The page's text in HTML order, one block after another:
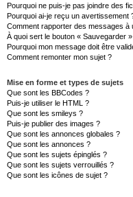
Pourquoi ne puis-je pas joindre des
Pourquoi ai-je reçu un avertissement
Comment rapporter des messages à
À quoi sert le bouton « Sauvegarder
Pourquoi mon message doit être
Comment remonter mon sujet ?
Mise en forme et types de sujets
Que sont les BBCodes ?
Puis-je utiliser le HTML ?
Que sont les smileys ?
Puis-je publier des images ?
Que sont les annonces globales ?
Que sont les annonces ?
Que sont les sujets épinglés ?
Que sont les sujets verrouillés ?
Que sont les icônes de sujet ?